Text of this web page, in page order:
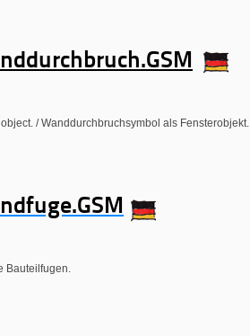
/ Wanddurchbruchsymbol als Fensterobjekt.
Bauteilfugen.